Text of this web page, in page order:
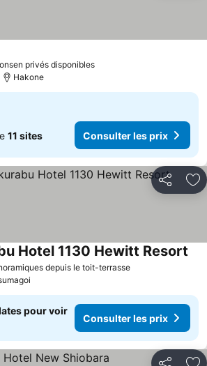
privés disponiblesConsulter les prix
les prix
Hakone
11 sites Consulter les prix
Partager
depuis le toit-terrasseConsulter les
Hotel 1130 Hewitt Resort
pour voir
Consulter les prix